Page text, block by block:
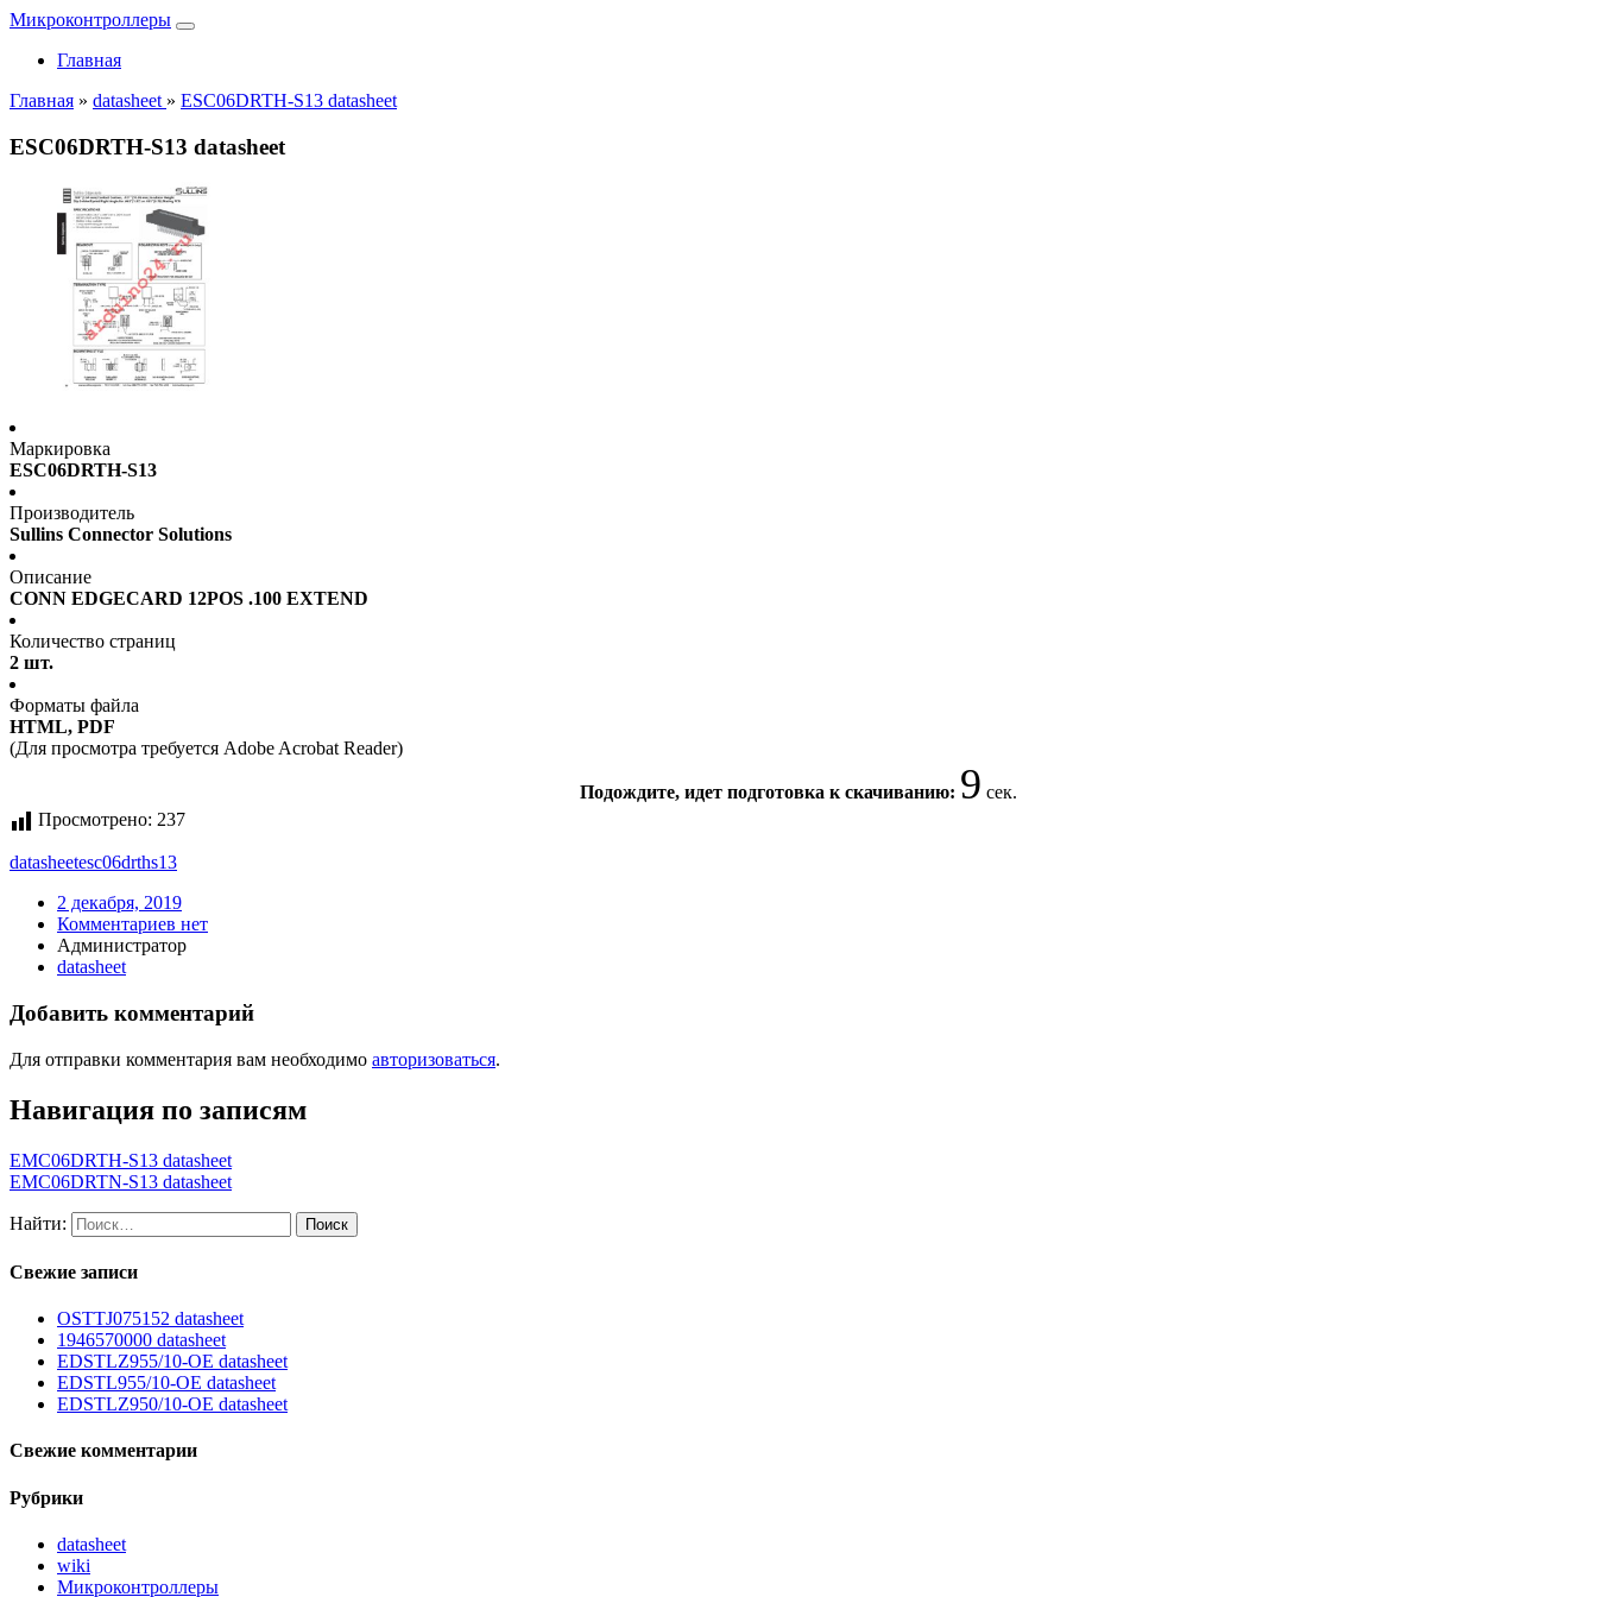
Микроконтроллеры
Главная
Главная » datasheet » ESC06DRTH-S13 datasheet
ESC06DRTH-S13 datasheet
Маркировка
ESC06DRTH-S13
Производитель
Sullins Connector Solutions
Описание
CONN EDGECARD 12POS .100 EXTEND
Количество страниц
2 шт.
Форматы файла
HTML, PDF
(Для просмотра требуется Adobe Acrobat Reader)
Подождите, идет подготовка к скачиванию: 9 сек.
Просмотрено: 237
datasheetesc06drths13
2 декабря, 2019
Комментариев нет
Администратор
datasheet
Добавить комментарий
Для отправки комментария вам необходимо авторизоваться.
Навигация по записям
EMC06DRTH-S13 datasheet
EMC06DRTN-S13 datasheet
Найти:
Свежие записи
OSTTJ075152 datasheet
1946570000 datasheet
EDSTLZ955/10-OE datasheet
EDSTL955/10-OE datasheet
EDSTLZ950/10-OE datasheet
Свежие комментарии
Рубрики
datasheet
wiki
Микроконтроллеры